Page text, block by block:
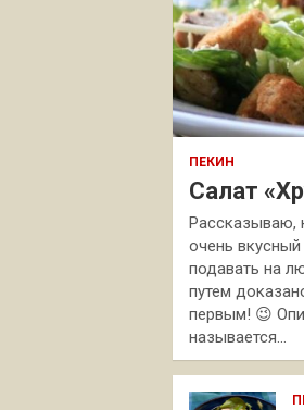
ПЕКИН
Салат
Рассказываю,
очень
подавать на
путем
первым! 😉
называется…